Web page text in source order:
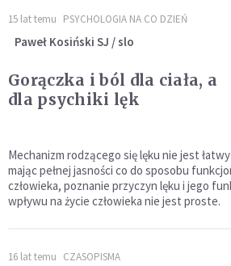
15 lat temu PSYCHOLOGIA NA CO DZIEŃ
Paweł Kosiński SJ / slo
Gorączka i ból dla ciała, a
dla psychiki lęk
Mechanizm rodzącego się lęku nie jest
mając pełnej jasności co do sposobu
człowieka, poznanie przyczyn lęku i jego
wpływu na życie człowieka nie jest proste.
16 lat temu CZASOPISMA